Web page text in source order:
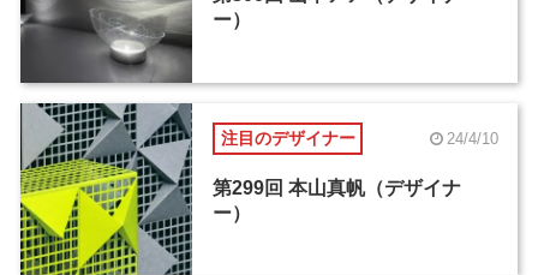
ー）
注目のデザイナー 24/4/10
第299回 本山真帆（デザイナ
ー）